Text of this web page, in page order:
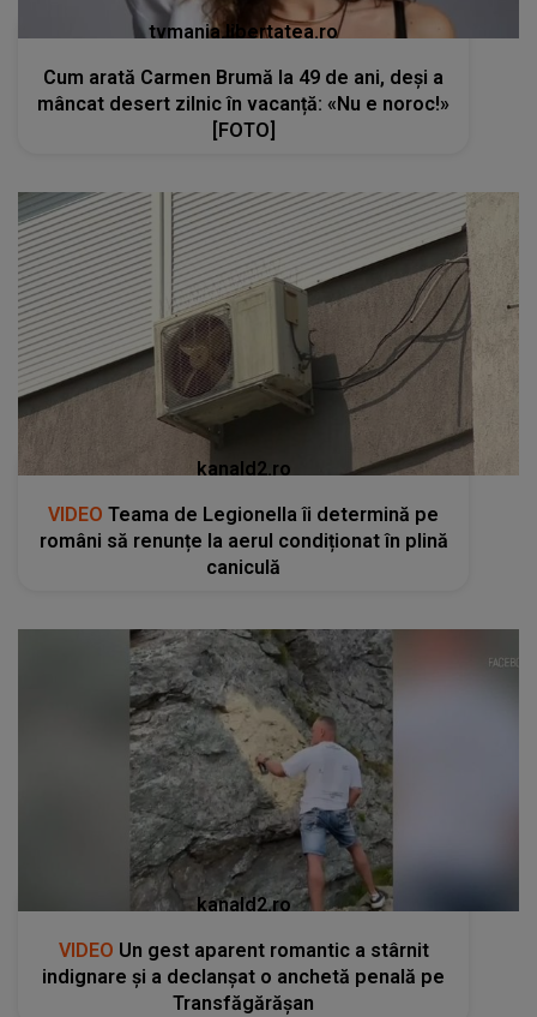
tvmania.libertatea.ro
Cum arată Carmen Brumă la 49 de ani, deși a
mâncat desert zilnic în vacanță: «Nu e noroc!»
[FOTO]
kanald2.ro
VIDEO Teama de Legionella îi determină pe
români să renunțe la aerul condiționat în plină
caniculă
kanald2.ro
VIDEO Un gest aparent romantic a stârnit
indignare și a declanșat o anchetă penală pe
Transfăgărășan